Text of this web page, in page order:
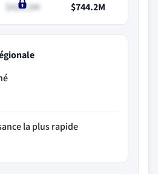
$424.2M
$744.2M
la plus rapide